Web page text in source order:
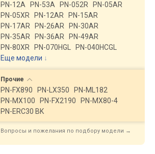
PN-12A PN-53A PN-052R
PN-05AR
PN-05XR
PN-12AR
PN-15AR
PN-17AR
PN-26AR
PN-30AR
PN-35AR
PN-36AR
PN-49AR
PN-80XR
PN-070HGL
PN-040HCGL
Еще модели ↓
Прочие
PN-FX890 PN-LX350
PN-ML182
PN-MX100
PN-FX2190
PN-MX80-4
PN-ERC30 BK
Вопросы и пожелания по подбору модели →